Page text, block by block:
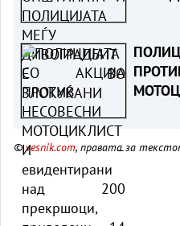
лица
©vesnik.com, правата за